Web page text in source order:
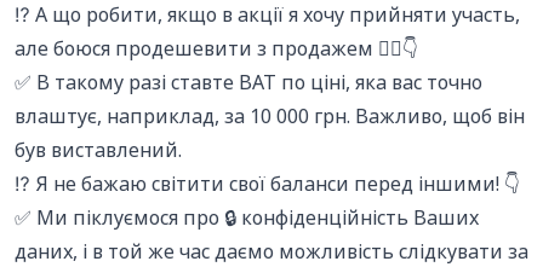
⁉️ А що робити, якщо в акції я хочу прийняти участь,
але боюся продешевити з продажем 💁‍♂👇
✅ В такому разі ставте BAT по ціні, яка вас точно
влаштує, наприклад, за 10 000 грн. Важливо, щоб він
був виставлений.
⁉️ Я не бажаю світити свої баланси перед іншими! 👇
✅ Ми піклуємося про 🔒 конфіденційність Ваших
даних, і в той же час даємо можливість слідкувати за